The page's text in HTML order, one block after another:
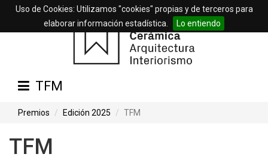
Uso de Cookies: Utilizamos "cookies" propias y de terceros para
elaborar información estadística.
Lo entiendo
TFM
Premios Edición 2025 TFM
TFM